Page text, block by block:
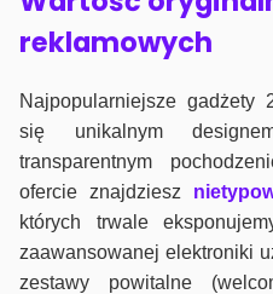
reklamowych
Najpopularniejsze gadżety
się unikalnym
transparentnym
ofercie znajdziesz
których trwale
zaawansowanej elektroniki
zestawy powitalne